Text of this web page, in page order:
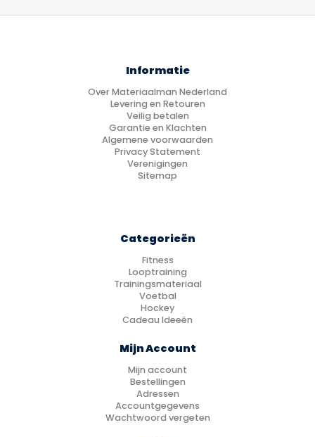
Informatie
Over Materiaalman Nederland
Levering en Retouren
Veilig betalen
Garantie en Klachten
Algemene voorwaarden
Privacy Statement
Verenigingen
Sitemap
Categorieën
Fitness
Looptraining
Trainingsmateriaal
Voetbal
Hockey
Cadeau Ideeën
Mijn Account
Mijn account
Bestellingen
Adressen
Accountgegevens
Wachtwoord vergeten